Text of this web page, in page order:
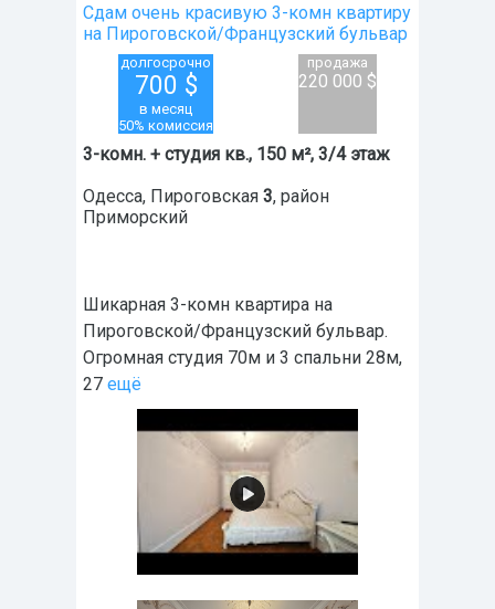
Сдам очень красивую 3-комн квартиру
на Пироговской/Французский бульвар
долгосрочно
700 $
в месяц
50% комиссия
продажа
220 000 $
3-комн. + студия кв., 150 м², 3/4 этаж
Одесса, Пироговская 3, район
Приморский
Шикарная 3-комн квартира на
Пироговской/Французский бульвар.
Огромная студия 70м и 3 спальни 28м,
27 ещё